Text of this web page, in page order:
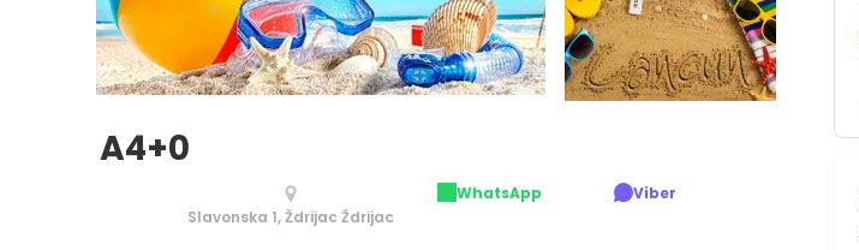
A4+0
Slavonska 1, Ždrijac Ždrijac
WhatsApp Viber